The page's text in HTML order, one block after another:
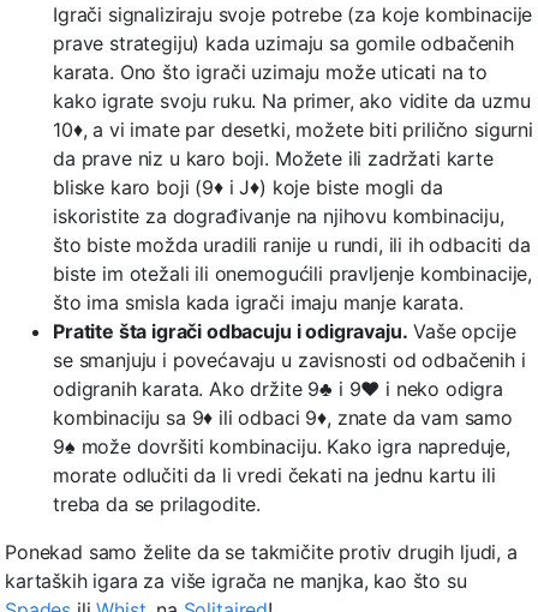
Igrači signaliziraju svoje potrebe (za koje kombinacije
prave strategiju) kada uzimaju sa gomile odbačenih
karata. Ono što igrači uzimaju može uticati na to
kako igrate svoju ruku. Na primer, ako vidite da uzmu
10♦, a vi imate par desetki, možete biti prilično sigurni
da prave niz u karo boji. Možete ili zadržati karte
bliske karo boji (9♦ i J♦) koje biste mogli da
iskoristite za dograđivanje na njihovu kombinaciju,
što biste možda uradili ranije u rundi, ili ih odbaciti da
biste im otežali ili onemogućili pravljenje kombinacije,
što ima smisla kada igrači imaju manje karata.
Pratite šta igrači odbacuju i odigravaju. Vaše opcije
se smanjuju i povećavaju u zavisnosti od odbačenih i
odigranih karata. Ako držite 9♣ i 9♥ i neko odigra
kombinaciju sa 9♦ ili odbaci 9♦, znate da vam samo
9♠ može dovršiti kombinaciju. Kako igra napreduje,
morate odlučiti da li vredi čekati na jednu kartu ili
treba da se prilagodite.
Ponekad samo želite da se takmičite protiv drugih ljudi, a
kartaških igara za više igrača ne manjka, kao što su